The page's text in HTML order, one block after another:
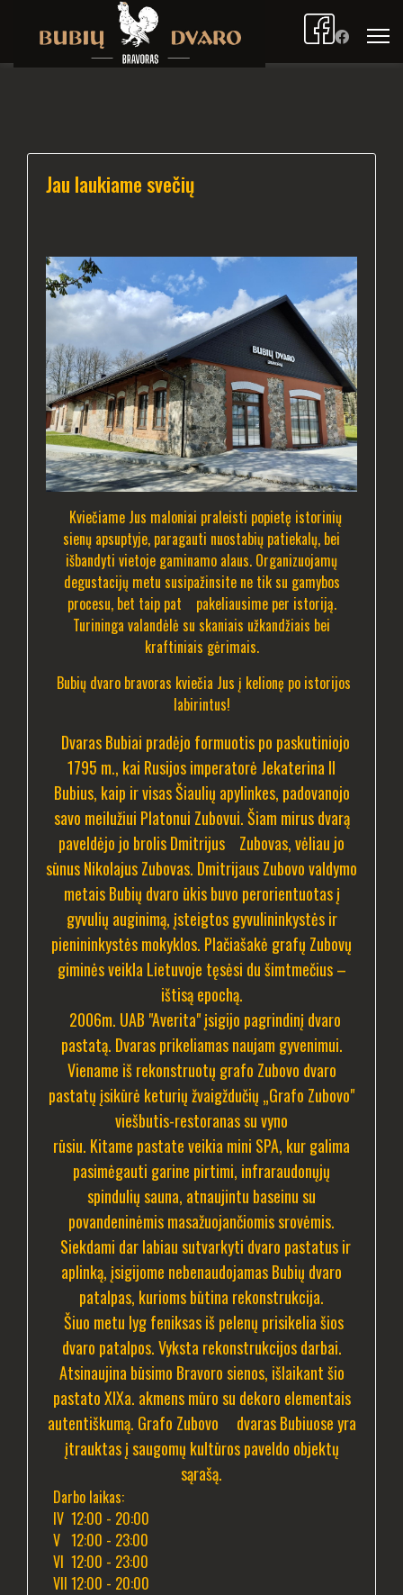
Jau laukiame svečių
Kviečiame Jus maloniai praleisti popietę istorinių
sienų apsuptyje, paragauti nuostabių patiekalų, bei
išbandyti vietoje gaminamo alaus. Organizuojamų
degustacijų metu susipažinsite ne tik su gamybos
procesu, bet taip pat pakeliausime per istoriją.
Turininga valandėlė su skaniais užkandžiais bei
kraftiniais gėrimais.
Bubių dvaro bravoras kviečia Jus į kelionę po istorijos
labirintus!
Dvaras Bubiai pradėjo formuotis po paskutiniojo
1795 m., kai Rusijos imperatorė Jekaterina II
Bubius, kaip ir visas Šiaulių apylinkes, padovanojo
savo meilužiui Platonui Zubovui. Šiam mirus dvarą
paveldėjo jo brolis Dmitrijus Zubovas, vėliau jo
sūnus Nikolajus Zubovas. Dmitrijaus Zubovo valdymo
metais Bubių dvaro ūkis buvo perorientuotas į
gyvulių auginimą, įsteigtos gyvulininkystės ir
pienininkystės mokyklos. Plačiašakė grafų Zubovų
giminės veikla Lietuvoje tęsėsi du šimtmečius –
ištisą epochą.
2006m. UAB "Averita" įsigijo pagrindinį dvaro
pastatą. Dvaras prikeliamas naujam gyvenimui.
Viename iš rekonstruotų grafo Zubovo dvaro
pastatų įsikūrė keturių žvaigždučių „Grafo Zubovo"
viešbutis-restoranas su vyno
rūsiu. Kitame pastate veikia mini SPA, kur galima
pasimėgauti garine pirtimi, infraraudonųjų
spindulių sauna, atnaujintu baseinu su
povandeninėmis masažuojančiomis srovėmis.
Siekdami dar labiau sutvarkyti dvaro pastatus ir
aplinką, įsigijome nebenaudojamas Bubių dvaro
patalpas, kurioms būtina rekonstrukcija.
Šiuo metu lyg feniksas iš pelenų prisikelia šios
dvaro patalpos. Vyksta rekonstrukcijos darbai.
Atsinaujina būsimo Bravoro sienos, išlaikant šio
pastato XIXa. akmens mūro su dekoro elementais
autentiškumą. Grafo Zubovo dvaras Bubiuose yra
įtrauktas į saugomų kultūros paveldo objektų
sąrašą.
Darbo laikas:
IV 12:00 - 20:00
V 12:00 - 23:00
VI 12:00 - 23:00
VII 12:00 - 20:00